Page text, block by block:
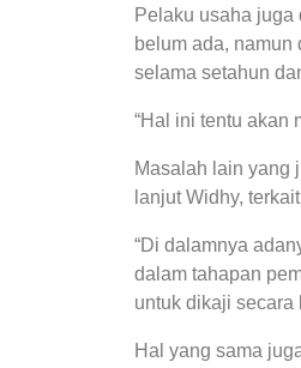
Pelaku usaha juga
belum ada,
selama setahun
“Hal ini tentu akan
Masalah lain yang
lanjut Widhy,
“Di dalamnya
dalam tahapan
untuk dikaji secara
Hal yang sama